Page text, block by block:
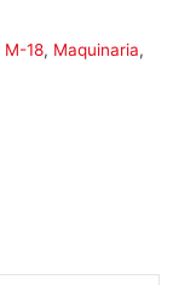
M-18, Maquinaria,